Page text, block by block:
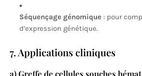
Séquençage génomique : pour
d’expression génétique.
7. Applications cliniques
a) Greffe de cellules souches